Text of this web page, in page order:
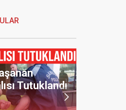
Yine